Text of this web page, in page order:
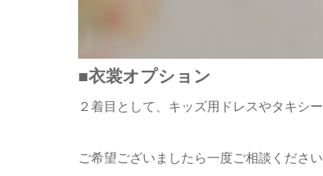
■衣裳オプション
２着目として、キッズ用ドレスやタキシ
ご希望ございましたら一度ご相談ください